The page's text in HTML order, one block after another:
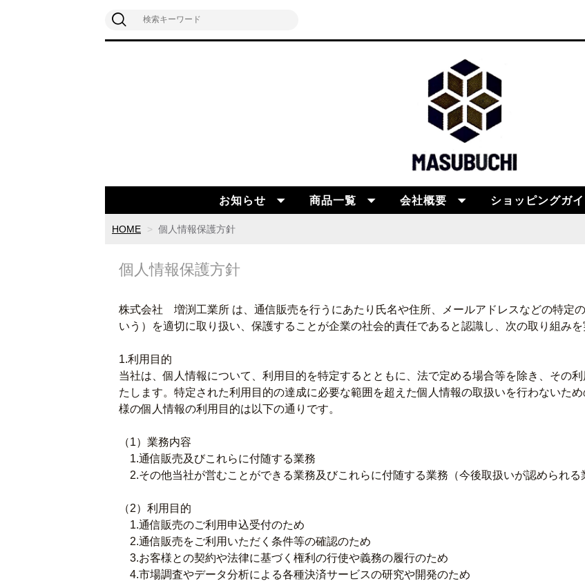
お知らせ 商品一覧 会社概要 ショッピングガ
HOME 個人情報保護方針
個人情報保護方針
株式会社 増渕工業所 は、通信販売を行うにあたり氏名や住所、メールアドレスなどの特定
いう）を適切に取り扱い、保護することが企業の社会的責任であると認識し、次の取り組みを
1.利用目的
当社は、個人情報について、利用目的を特定するとともに、法で定める場合等を除き、その
たします。特定された利用目的の達成に必要な範囲を超えた個人情報の取扱いを行わないた
様の個人情報の利用目的は以下の通りです。
（1）業務内容
1.通信販売及びこれらに付随する業務
2.その他当社が営むことができる業務及びこれらに付随する業務（今後取扱いが認められる
（2）利用目的
1.通信販売のご利用申込受付のため
2.通信販売をご利用いただく条件等の確認のため
3.お客様との契約や法律に基づく権利の行使や義務の履行のため
4.市場調査やデータ分析による各種決済サービスの研究や開発のため